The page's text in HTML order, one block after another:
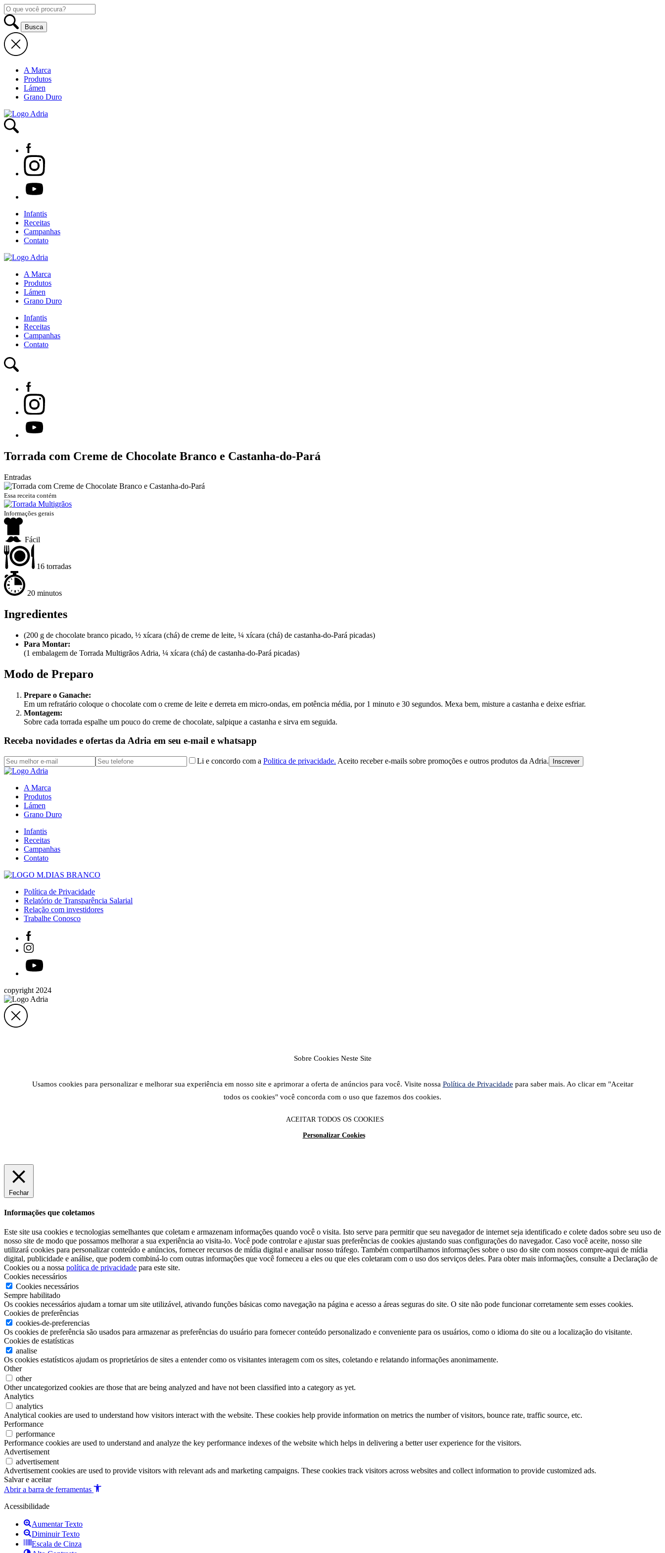
A Marca
Produtos
Lámen
Grano Duro
Infantis
Receitas
Campanhas
Contato
A Marca
Produtos
Lámen
Grano Duro
Infantis
Receitas
Campanhas
Contato
Torrada com Creme de Chocolate Branco e Castanha-do-Pará
Entradas
Essa receita contém
Informações gerais
Fácil
16 torradas
20 minutos
Ingredientes
(200 g de chocolate branco picado, ½ xícara (chá) de creme de leite, ¼ xícara (chá) de castanha-do-Pará picadas)
Para Montar:
(1 embalagem de Torrada Multigrãos Adria, ¼ xícara (chá) de castanha-do-Pará picadas)
Modo de Preparo
Prepare o Ganache:
Em um refratário coloque o chocolate com o creme de leite e derreta em micro-ondas, em potência média, por 1 minuto e 30 segundos. Mexa bem, misture a castanha e deixe esfriar.
Montagem:
Sobre cada torrada espalhe um pouco do creme de chocolate, salpique a castanha e sirva em seguida.
Receba novidades e ofertas da Adria em seu e-mail e whatsapp
Li e concordo com a Politica de privacidade. Aceito receber e-mails sobre promoções e outros produtos da Adria. Inscrever
A Marca
Produtos
Lámen
Grano Duro
Infantis
Receitas
Campanhas
Contato
Política de Privacidade
Relatório de Transparência Salarial
Relação com investidores
Trabalhe Conosco
copyright 2024
Sobre Cookies Neste Site
Usamos cookies para personalizar e melhorar sua experiência em nosso site e aprimorar a oferta de anúncios para você. Visite nossa Política de Privacidade para saber mais. Ao clicar em "Aceitar
todos os cookies" você concorda com o uso que fazemos dos cookies.
ACEITAR TODOS OS COOKIES
Personalizar Cookies
Fechar
Informações que coletamos
Este site usa cookies e tecnologias semelhantes que coletam e armazenam informações quando você o visita. Isto serve para permitir que seu navegador de internet seja identificado e colete dados sobre seu uso de
nosso site de modo que possamos melhorar a sua experiência ao visita-lo. Você pode controlar e ajustar suas preferências de cookies ajustando suas configurações do navegador. Caso você aceite, nosso site
utilizará cookies para personalizar conteúdo e anúncios, fornecer recursos de mídia digital e analisar nosso tráfego. Também compartilhamos informações sobre o uso do site com nossos compre-aqui de mídia
digital, publicidade e análise, que podem combiná-lo com outras informações que você forneceu a eles ou que eles coletaram com o uso dos serviços deles. Para obter mais informações, consulte a Declaração de
Cookies ou a nossa política de privacidade para este site.
Cookies necessários
Cookies necessários
Sempre habilitado
Os cookies necessários ajudam a tornar um site utilizável, ativando funções básicas como navegação na página e acesso a áreas seguras do site. O site não pode funcionar corretamente sem esses cookies.
Cookies de preferências
cookies-de-preferencias
Os cookies de preferência são usados para armazenar as preferências do usuário para fornecer conteúdo personalizado e conveniente para os usuários, como o idioma do site ou a localização do visitante.
Cookies de estatísticas
analise
Os cookies estatísticos ajudam os proprietários de sites a entender como os visitantes interagem com os sites, coletando e relatando informações anonimamente.
Other
other
Other uncategorized cookies are those that are being analyzed and have not been classified into a category as yet.
Analytics
analytics
Analytical cookies are used to understand how visitors interact with the website. These cookies help provide information on metrics the number of visitors, bounce rate, traffic source, etc.
Performance
performance
Performance cookies are used to understand and analyze the key performance indexes of the website which helps in delivering a better user experience for the visitors.
Advertisement
advertisement
Advertisement cookies are used to provide visitors with relevant ads and marketing campaigns. These cookies track visitors across websites and collect information to provide customized ads.
Salvar e aceitar
Abrir a barra de ferramentas
Acessibilidade
Aumentar Texto
Diminuir Texto
Escala de Cinza